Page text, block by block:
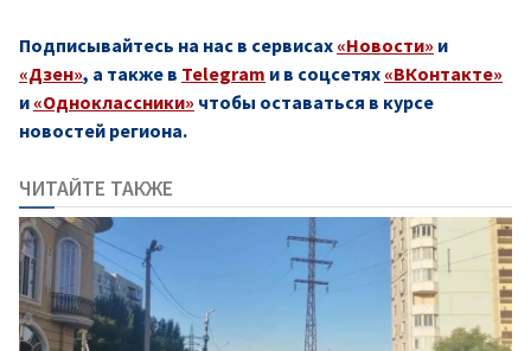
Подписывайтесь на нас в сервисах «Новости» и
«Дзен», а также в Telegram и в соцсетях «ВКонтакте»
и «Одноклассники» чтобы оставаться в курсе
новостей региона.
ЧИТАЙТЕ ТАКЖЕ